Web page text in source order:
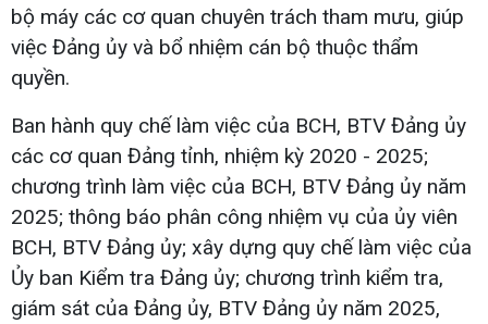
bộ máy các cơ quan chuyên trách tham mưu, giúp
việc Đảng ủy và bổ nhiệm cán bộ thuộc thẩm
quyền.
Ban hành quy chế làm việc của BCH, BTV Đảng ủy
các cơ quan Đảng tỉnh, nhiệm kỳ 2020 - 2025;
chương trình làm việc của BCH, BTV Đảng ủy năm
2025; thông báo phân công nhiệm vụ của ủy viên
BCH, BTV Đảng ủy; xây dựng quy chế làm việc của
Ủy ban Kiểm tra Đảng ủy; chương trình kiểm tra,
giám sát của Đảng ủy, BTV Đảng ủy năm 2025,